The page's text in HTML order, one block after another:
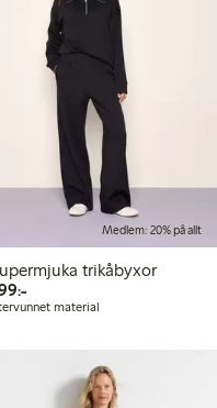
Medlem: 20% på allt
trikåbyxor
399,00 kr
material